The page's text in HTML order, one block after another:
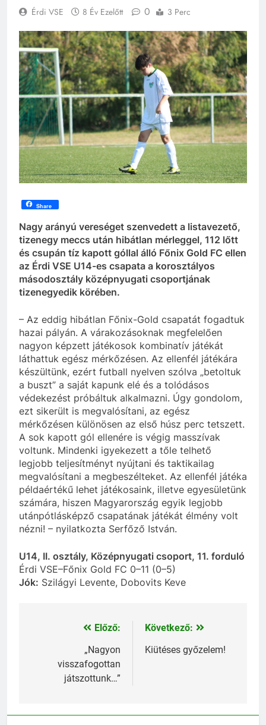
Érdi VSE 8 Év Ezelőtt 0 3 Perc
Share
Nagy arányú vereséget szenvedett a listavezető,
tizenegy meccs után hibátlan mérleggel, 112 lőtt
és csupán tíz kapott góllal álló Főnix Gold FC ellen
az Érdi VSE U14-es csapata a korosztályos
másodosztály középnyugati csoportjának
tizenegyedik körében.
– Az eddig hibátlan Főnix-Gold csapatát fogadtuk
hazai pályán. A várakozásoknak megfelelően
nagyon képzett játékosok kombinatív játékát
láthattuk egész mérkőzésen. Az ellenfél játékára
készültünk, ezért futball nyelven szólva „betoltuk
a buszt” a saját kapunk elé és a tolódásos
védekezést próbáltuk alkalmazni. Úgy gondolom,
ezt sikerült is megvalósítani, az egész
mérkőzésen különösen az első húsz perc tetszett.
A sok kapott gól ellenére is végig masszívak
voltunk. Mindenki igyekezett a tőle telhető
legjobb teljesítményt nyújtani és taktikailag
megvalósítani a megbeszélteket. Az ellenfél játéka
példaértékű lehet játékosaink, illetve egyesületünk
számára, hiszen Magyarország egyik legjobb
utánpótlásképző csapatának játékát élmény volt
nézni! – nyilatkozta Serfőző István.
U14, II. osztály, Középnyugati csoport, 11. forduló
Érdi VSE–Főnix Gold FC 0–11 (0–5)
Jók: Szilágyi Levente, Dobovits Keve
Bejegyzés
navigáció
Előző:
„Nagyon
visszafogottan
játszottunk…”
Következő:
Kiütéses győzelem!